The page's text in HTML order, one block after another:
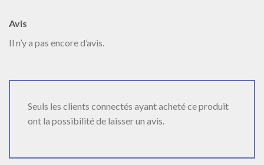
Avis
Il n’y a pas encore d’avis.
Seuls les clients connectés ayant acheté ce produit
ont la possibilité de laisser un avis.